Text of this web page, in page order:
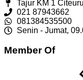
Tajur KM 1
021 87943662
081384535500
Senin - Jumat,
Member Of